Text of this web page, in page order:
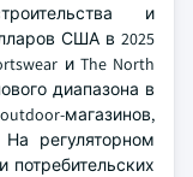
и
США в 2025
и The North
диапазона в
магазинов,
регуляторном